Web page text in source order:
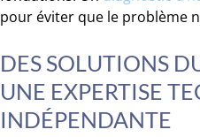
pour éviter que le problème
DES SOLUTIONS
UNE EXPERTISE
INDÉPENDANTE